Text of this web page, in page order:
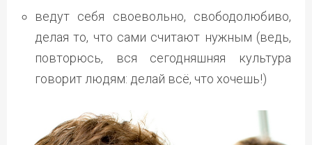
ведут себя своевольно, свободолюбиво,
делая то, что сами считают нужным (ведь,
повторюсь, вся сегодняшняя культура
говорит людям: делай всё, что хочешь!)